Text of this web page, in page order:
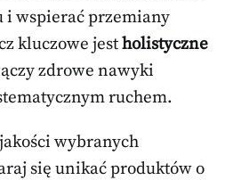
i wspierać przemiany
kluczowe jestholistyczne
zdrowe nawyki
ruchem.
wybranych
się unikać produktów o